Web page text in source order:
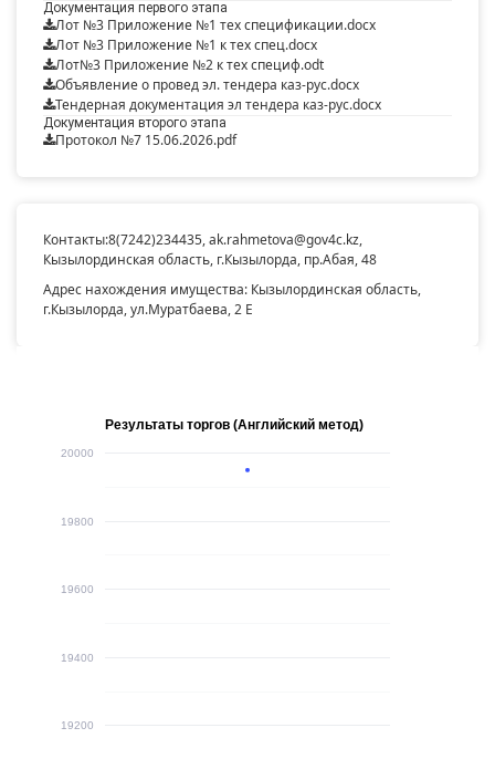
Документация первого этапа
Лот №3 Приложение №1 тех спецификации.docx
Лот №3 Приложение №1 к тех спец.docx
Лот№3 Приложение №2 к тех специф.odt
Объявление о провед эл. тендера каз-рус.docx
Тендерная документация эл тендера каз-рус.docx
Документация второго этапа
Протокол №7 15.06.2026.pdf
Контакты:8(7242)234435,ak.rahmetova@gov4c.kz,
Кызылординская область, г.Кызылорда, пр.Абая, 48
Адрес нахождения имущества: Кызылординская область,
г.Кызылорда, ул.Муратбаева, 2 Е
Результаты торгов (Английский метод)
19200
19400
19600
19800
20000